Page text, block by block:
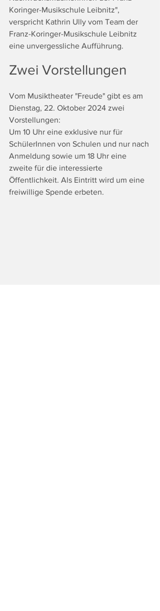
Koringer-Musikschule Leibnitz",
verspricht Kathrin Ully vom Team der
Franz-Koringer-Musikschule Leibnitz
eine unvergessliche Aufführung.
Zwei Vorstellungen
Vom Musiktheater "Freude" gibt es am
Dienstag, 22. Oktober 2024 zwei
Vorstellungen:
Um 10 Uhr eine exklusive nur für
SchülerInnen von Schulen und nur nach
Anmeldung sowie um 18 Uhr eine
zweite für die interessierte
Öffentlichkeit. Als Eintritt wird um eine
freiwillige Spende erbeten.